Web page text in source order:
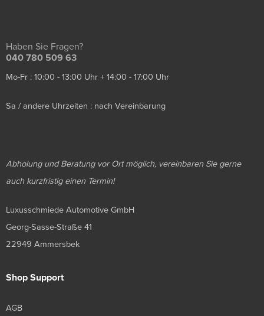
Haben Sie Fragen?
040 780 509 63
Mo-Fr : 10:00 - 13:00 Uhr + 14:00 - 17:00 Uhr
Sa / andere Uhrzeiten : nach Vereinbarung
Abholung und Beratung vor Ort möglich, vereinbaren Sie gerne
auch kurzfristig einen Termin!
Luxusschmiede Automotive GmbH
Georg-Sasse-Straße 41
22949 Ammersbek
Shop Support
AGB